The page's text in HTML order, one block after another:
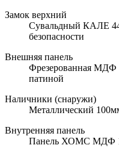
Замок верхний
Сувальдный КАЛЕ
безопасности
Внешняя панель
Фрезерованная МДФ
патиной
Наличники (снаружи)
Металлический
Внутренняя панель
Панель ХОМС МДФ